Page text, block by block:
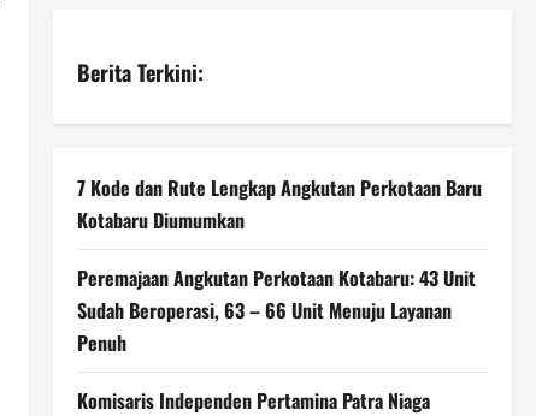
Berita Terkini:
7 Kode dan Rute Lengkap Angkutan Perkotaan Baru
Kotabaru Diumumkan
Peremajaan Angkutan Perkotaan Kotabaru: 43 Unit
Sudah Beroperasi, 63 – 66 Unit Menuju Layanan
Penuh
Komisaris Independen Pertamina Patra Niaga